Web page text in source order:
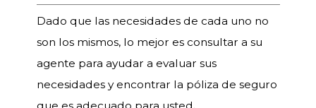
Dado que las necesidades de cada uno no
son los mismos, lo mejor es consultar a su
agente para ayudar a evaluar sus
necesidades y encontrar la póliza de seguro